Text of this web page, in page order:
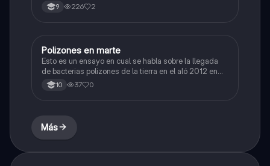
9 226 2
Biologia
Polizones en marte
Esto es un ensayo en cual se habla sobre la llegada
de bacterias polizones de la tierra en el aló 2012 en
marte
10 37 0
Más